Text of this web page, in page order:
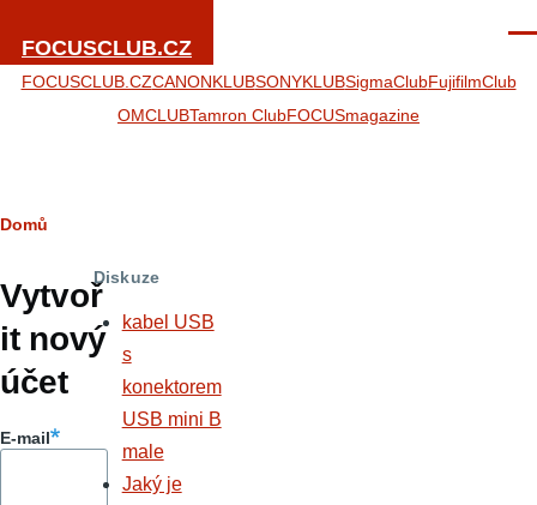
FOCUSCLUB.CZ
FOCUSCLUB.CZCANONKLUBSONYKLUBSigmaClubFujifilmClub
OMCLUBTamron ClubFOCUSmagazine
Hlavní
záložky
Drobečková
navigace
Domů
Vytvoř
it nový
účet
E-mail
Diskuze
kabel USB
s
konektorem
USB mini B
male
Jaký je